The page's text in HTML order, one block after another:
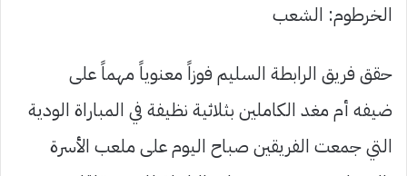
الخرطوم: الشعب
حقق فريق الرابطة السليم فوزاً معنوياً مهماً على
ضيفه أم مغد الكاملين بثلاثية نظيفة في المباراة الودية
التي جمعت الفريقين صباح اليوم على ملعب الأسرة